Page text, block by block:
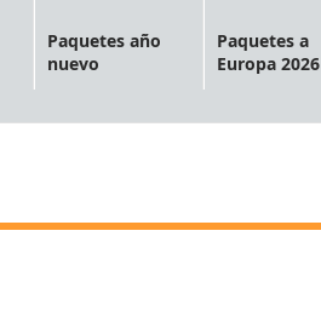
Paquetes año
nuevo
Paquetes a
Europa 2026